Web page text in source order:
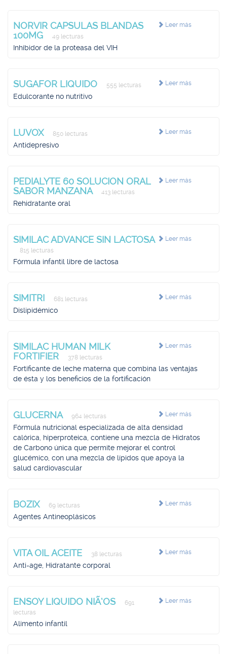
Leer más
NORVIR CAPSULAS BLANDAS
100MG
49 lecturas
Inhibidor de la proteasa del VIH
Leer más
SUGAFOR LIQUIDO 555 lecturas
Edulcorante no nutritivo
Leer más
LUVOX 850 lecturas
Antidepresivo
Leer más
PEDIALYTE 60 SOLUCION ORAL
SABOR MANZANA
413 lecturas
Rehidratante oral
Leer más
SIMILAC ADVANCE SIN LACTOSA
815 lecturas
Fórmula infantil libre de lactosa
Leer más
SIMITRI 681 lecturas
Dislipidémico
Leer más
SIMILAC HUMAN MILK
FORTIFIER
378 lecturas
Fortificante de leche materna que combina las ventajas
de ésta y los beneficios de la fortificación
Leer más
GLUCERNA 964 lecturas
Fórmula nutricional especializada de alta densidad
calórica, hiperproteica, contiene una mezcla de Hidratos
de Carbono única que permite mejorar el control
glucémico, con una mezcla de lípidos que apoya la
salud cardiovascular
Leer más
BOZIX 69 lecturas
Agentes Antineoplásicos
Leer más
VITA OIL ACEITE 38 lecturas
Anti-age, Hidratante corporal
Leer más
ENSOY LIQUIDO NIÃ‘OS
691
lecturas
Alimento infantil